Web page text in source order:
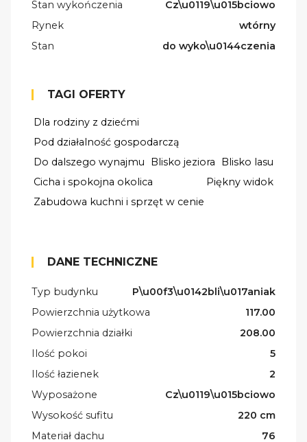
Stan wykończenia
Cz\u0119\u015bciowo
Rynek
wtórny
Stan
do wyko\u0144czenia
TAGI OFERTY
Dla rodziny z dziećmi
Pod działalność gospodarczą
Do dalszego wynajmu
Blisko jeziora
Blisko lasu
Cicha i spokojna okolica
Piękny widok
Zabudowa kuchni i sprzęt w cenie
DANE TECHNICZNE
Typ budynku
P\u00f3\u0142bli\u017aniak
Powierzchnia użytkowa
117.00
Powierzchnia działki
208.00
Ilość pokoi
5
Ilość łazienek
2
Wyposażone
Cz\u0119\u015bciowo
Wysokość sufitu
220 cm
Materiał dachu
76